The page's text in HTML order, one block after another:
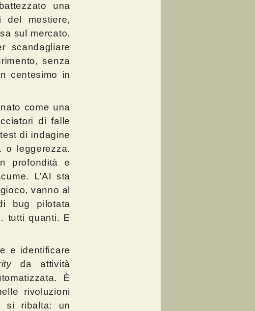
una
del mestiere,
sul mercato.
scandagliare
senza
centesimo in
come una
di falle
di indagine
leggerezza.
profondità e
L’AI sta
vanno al
bug pilotata
tutti quanti. E
e identificare
da attività
È
rivoluzioni
si ribalta: un